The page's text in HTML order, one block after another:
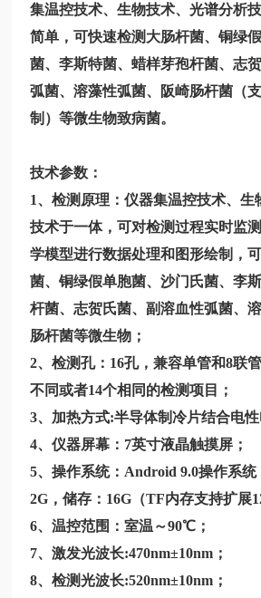
集温控技术、生物技术、光谱分析
简单，可快速检测大肠杆菌、铜绿
菌、李斯特菌、蜡样芽孢杆菌、志
弧菌、溶藻性弧菌、阪崎肠杆菌（
制）等微生物致病菌。
技术参数：
1、检测原理：仪器集温控技术、生
技术于一体，可对检测过程实时监
学模型进行数据处理和图形绘制，
菌、铜绿假单胞菌、沙门氏菌、李
杆菌、志贺氏菌、副溶血性弧菌、
肠杆菌等微生物；
2、检测孔：16孔，兼容单管和8联
不同或者14个相同的检测项目；
3、加热方式:半导体制冷片结合电性
4、仪器屏幕：7英寸液晶触摸屏；
5、操作系统：Android 9.0操作系统
2G，储存：16G（TF内存支持扩展
6、温控范围：室温～90℃；
7、激发光波长:470nm±10nm；
8、检测光波长:520nm±10nm；